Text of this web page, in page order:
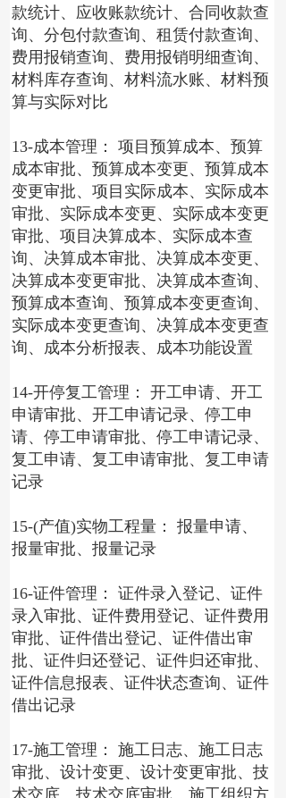
款统计、应收账款统计、合同收款查
询、分包付款查询、租赁付款查询、
费用报销查询、费用报销明细查询、
材料库存查询、材料流水账、材料预
算与实际对比
13-成本管理： 项目预算成本、预算
成本审批、预算成本变更、预算成本
变更审批、项目实际成本、实际成本
审批、实际成本变更、实际成本变更
审批、项目决算成本、实际成本查
询、决算成本审批、决算成本变更、
决算成本变更审批、决算成本查询、
预算成本查询、预算成本变更查询、
实际成本变更查询、决算成本变更查
询、成本分析报表、成本功能设置
14-开停复工管理： 开工申请、开工
申请审批、开工申请记录、停工申
请、停工申请审批、停工申请记录、
复工申请、复工申请审批、复工申请
记录
15-(产值)实物工程量： 报量申请、
报量审批、报量记录
16-证件管理： 证件录入登记、证件
录入审批、证件费用登记、证件费用
审批、证件借出登记、证件借出审
批、证件归还登记、证件归还审批、
证件信息报表、证件状态查询、证件
借出记录
17-施工管理： 施工日志、施工日志
审批、设计变更、设计变更审批、技
术交底、技术交底审批、施工组织方